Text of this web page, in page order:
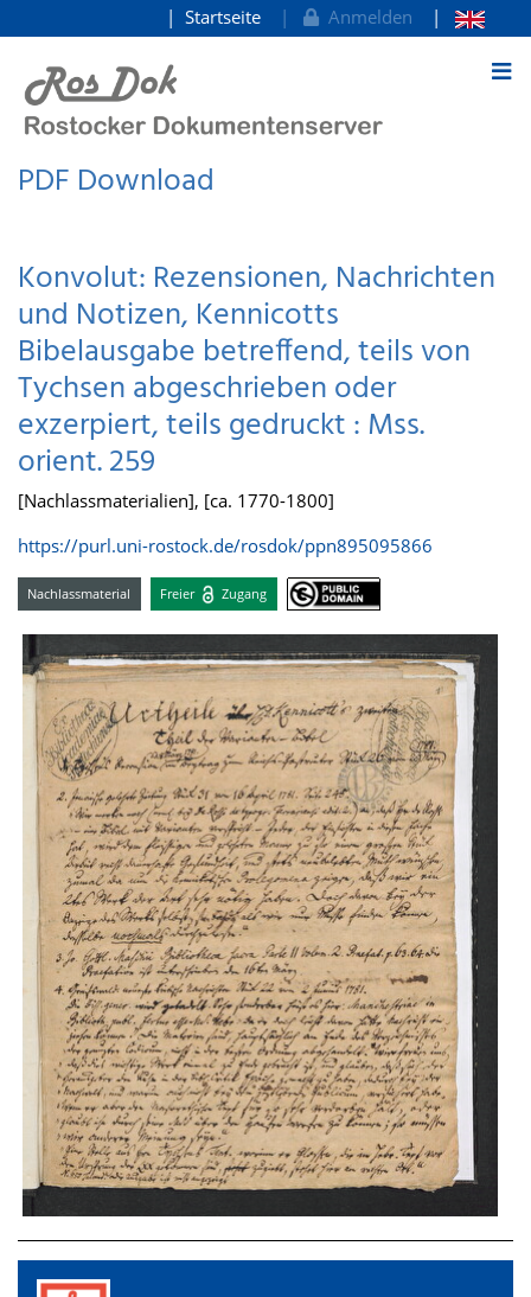
zum Inhalt
Startseite Anmelden
PDF Download
Konvolut: Rezensionen, Nachrichten
und Notizen, Kennicotts
Bibelausgabe betreffend, teils von
Tychsen abgeschrieben oder
exzerpiert, teils gedruckt : Mss.
orient. 259
[Nachlassmaterialien], [ca. 1770-1800]
https://purl.uni-rostock.de/rosdok/ppn895095866
Nachlassmaterial Freier Zugang